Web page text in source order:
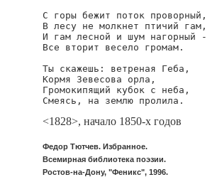
С горы бежит поток проворный,
В лесу не молкнет птичий гам,
И гам лесной и шум нагорный -
Все вторит весело громам.
Ты скажешь: ветреная Геба,
Кормя Зевесова орла,
Громокипящий кубок с неба,
Смеясь, на землю пролила.
<1828>, начало 1850-х годов
Федор Тютчев. Избранное.
Всемирная библиотека поэзии.
Ростов-на-Дону, "Феникс", 1996.